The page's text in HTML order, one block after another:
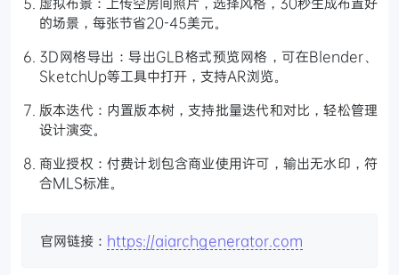
的场景，每张节省20-45美元。
3D网格导出：导出GLB格式预览网格，可在Blender、
SketchUp等工具中打开，支持AR浏览。
版本迭代：内置版本树，支持批量迭代和对比，轻松管理
设计演变。
商业授权：付费计划包含商业使用许可，输出无水印，符
合MLS标准。
官网链接： https://aiarchgenerator.com